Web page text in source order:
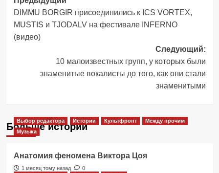
записи
DIMMU BORGIR присоединились к ICS VORTEX,
MUSTIS и TJODALV на фестивале INFERNO
(видео)
Следующий:
10 малоизвестных групп, у которых были
знаменитые вокалисты до того, как они стали
знаменитыми
Больше историй
Выбор редактора Истории Культфронт
Между прочим
Музыка
Анатомия феномена Виктора Цоя
1 месяц тому назад
0